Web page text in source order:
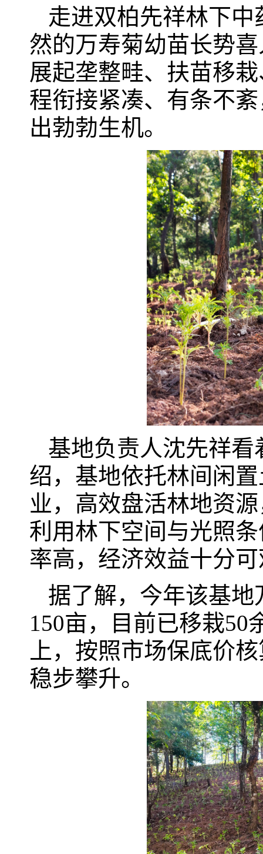
走进双柏先祥林下
然的万寿菊幼苗长势
展起垄整畦、扶苗移
程衔接紧凑、有条不
出勃勃生机。
基地负责人沈先祥
绍，基地依托林间闲
业，高效盘活林地资
利用林下空间与光照
率高，经济效益十分
据了解，今年该基
150亩，目前已移栽50
上，按照市场保底价
稳步攀升。